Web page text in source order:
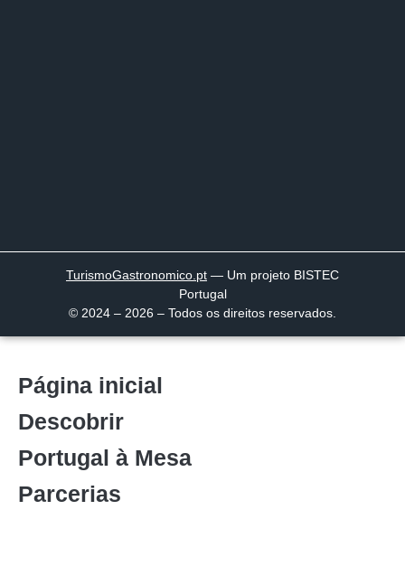
TurismoGastronomico .pt — Um projeto BISTEC
Portugal
© 2024 – 2026 – Todos os direitos reservados.
Página inicial
Descobrir
Portugal à Mesa
Parcerias